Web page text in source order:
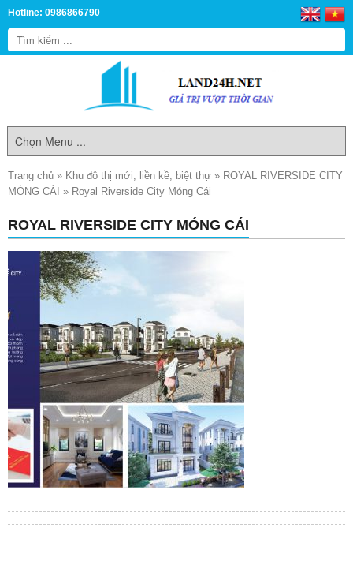
Hotline: 0986866790
Trang chủ » Khu đô thị mới, liền kề, biệt thự » ROYAL RIVERSIDE CITY
MÓNG CÁI » Royal Riverside City Móng Cái
ROYAL RIVERSIDE CITY MÓNG CÁI